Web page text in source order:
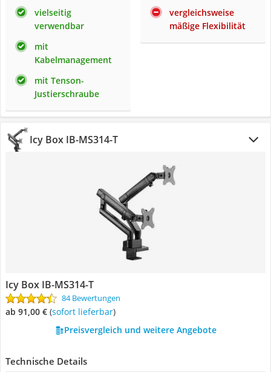
vielseitig
verwendbar
mit
Kabelmanagement
mit Tenson-
Justierschraube
vergleichsweise
mäßige Flexibilität
Icy Box IB-MS314-T
Icy Box IB-MS314-T
84 Bewertungen
ab 91,00 € ( Sofort lieferbar)
Preisvergleich und weitere Angebote
Technische Details